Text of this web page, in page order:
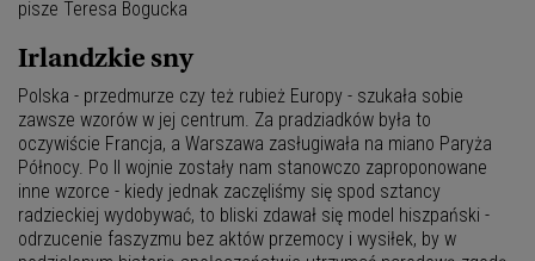
pisze Teresa Bogucka
Irlandzkie sny
Polska - przedmurze czy też rubież Europy - szukała sobie
zawsze wzorów w jej centrum. Za pradziadków była to
oczywiście Francja, a Warszawa zasługiwała na miano Paryża
Północy. Po II wojnie zostały nam stanowczo zaproponowane
inne wzorce - kiedy jednak zaczęliśmy się spod sztancy
radzieckiej wydobywać, to bliski zdawał się model hiszpański -
odrzucenie faszyzmu bez aktów przemocy i wysiłek, by w